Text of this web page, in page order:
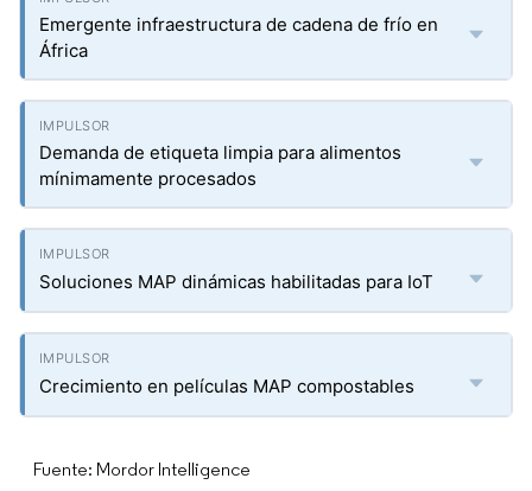
Emergente infraestructura de cadena de frío en
África
Demanda de etiqueta limpia para alimentos
mínimamente procesados
Soluciones MAP dinámicas habilitadas para IoT
Crecimiento en películas MAP compostables
Fuente: Mordor Intelligence